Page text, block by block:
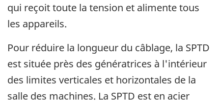
qui reçoit toute la tension et alimente tous
les appareils.
Pour réduire la longueur du câblage, la SPTD
est située près des génératrices à l'intérieur
des limites verticales et horizontales de la
salle des machines. La SPTD est en acier